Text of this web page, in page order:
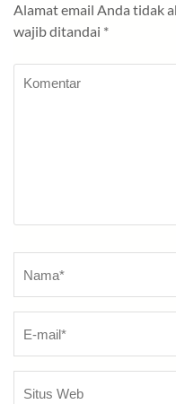
Alamat email Anda tidak
wajib ditandai *